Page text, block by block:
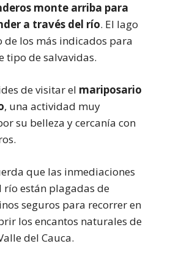
monte arriba para
a través del río. El lago
de los más indicados para
tipo de salvavidas.
de visitar el mariposario
, una actividad muy
su belleza y cercanía con
que las inmediaciones
están plagadas de
seguros para recorrer en
los encantos naturales de
del Cauca.